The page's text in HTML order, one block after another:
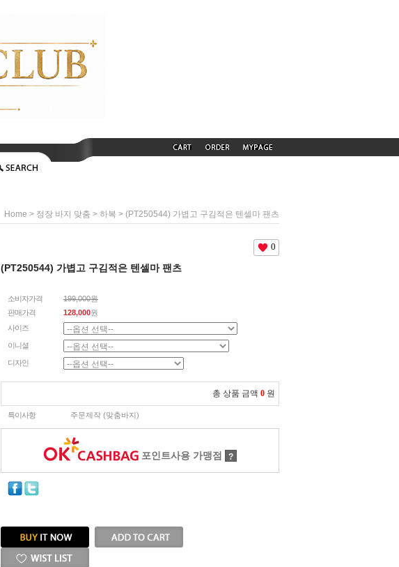
Home > 정장 바지 맞춤 > 하복 > (PT250544) 가볍고 구김적은 텐셀마 팬츠
0
(PT250544) 가볍고 구김적은 텐셀마 팬츠
소비자가격
199,000원
판매가격
128,000원
사이즈
이니셜
디자인
총 상품 금액 0 원
특이사항 주문제작 (맞춤바지)
포인트사용 가맹점 ?